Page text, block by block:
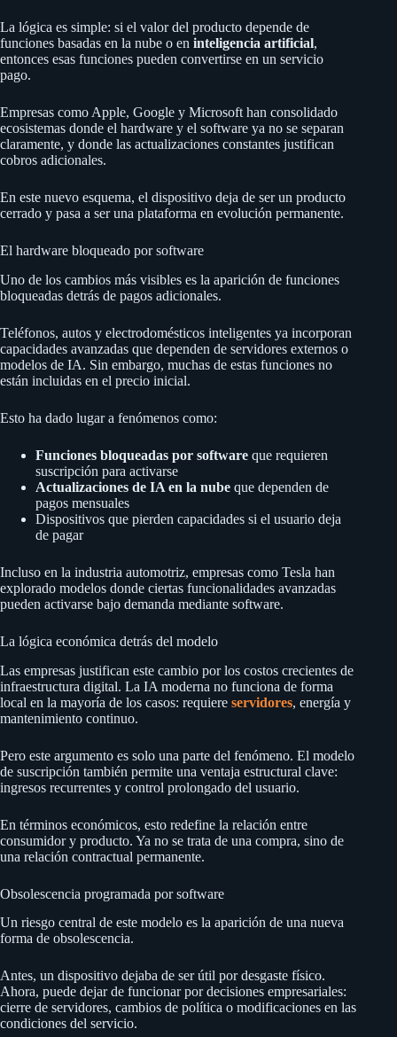
La lógica es simple: si el valor del producto depende de
funciones basadas en la nube o en inteligencia artificial,
entonces esas funciones pueden convertirse en un servicio
pago.
Empresas como Apple, Google y Microsoft han consolidado
ecosistemas donde el hardware y el software ya no se separan
claramente, y donde las actualizaciones constantes justifican
cobros adicionales.
En este nuevo esquema, el dispositivo deja de ser un producto
cerrado y pasa a ser una plataforma en evolución permanente.
El hardware bloqueado por software
Uno de los cambios más visibles es la aparición de funciones
bloqueadas detrás de pagos adicionales.
Teléfonos, autos y electrodomésticos inteligentes ya incorporan
capacidades avanzadas que dependen de servidores externos o
modelos de IA. Sin embargo, muchas de estas funciones no
están incluidas en el precio inicial.
Esto ha dado lugar a fenómenos como:
Funciones bloqueadas por software que requieren
suscripción para activarse
Actualizaciones de IA en la nube que dependen de
pagos mensuales
Dispositivos que pierden capacidades si el usuario deja
de pagar
Incluso en la industria automotriz, empresas como Tesla han
explorado modelos donde ciertas funcionalidades avanzadas
pueden activarse bajo demanda mediante software.
La lógica económica detrás del modelo
Las empresas justifican este cambio por los costos crecientes de
infraestructura digital. La IA moderna no funciona de forma
local en la mayoría de los casos: requiere servidores, energía y
mantenimiento continuo.
Pero este argumento es solo una parte del fenómeno. El modelo
de suscripción también permite una ventaja estructural clave:
ingresos recurrentes y control prolongado del usuario.
En términos económicos, esto redefine la relación entre
consumidor y producto. Ya no se trata de una compra, sino de
una relación contractual permanente.
Obsolescencia programada por software
Un riesgo central de este modelo es la aparición de una nueva
forma de obsolescencia.
Antes, un dispositivo dejaba de ser útil por desgaste físico.
Ahora, puede dejar de funcionar por decisiones empresariales:
cierre de servidores, cambios de política o modificaciones en las
condiciones del servicio.